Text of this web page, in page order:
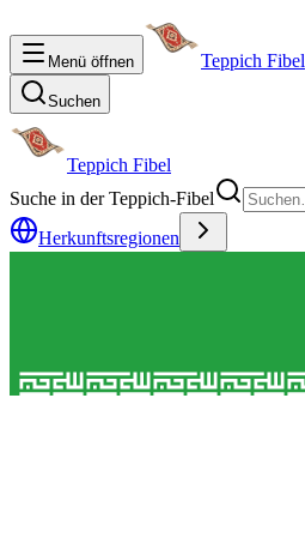
Menü öffnen Teppich Fibel
Suchen
Teppich Fibel
Suche in der Teppich-Fibel
Herkunftsregionen